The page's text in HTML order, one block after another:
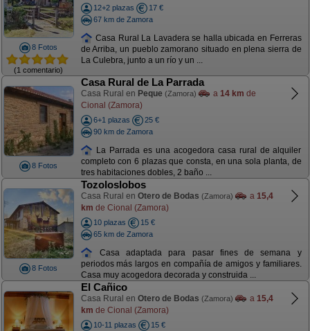
8 Fotos
(1 comentario)
12+2 plazas
17 €
67 km de Zamora
Casa Rural La Lavadera se halla ubicada en Ferreras
de Arriba, un pueblo zamorano situado en plena sierra de
La Culebra, junto a un río y un ...
8 Fotos
Casa Rural de La Parrada
Casa Rural en Peque (Zamora) a 14 km de
Cional (Zamora)
6+1 plazas
25 €
90 km de Zamora
La Parrada es una acogedora casa rural de alquiler
completo con 6 plazas que consta, en una sola planta, de
tres habitaciones dobles, 2 baño ...
8 Fotos
Tozoloslobos
Casa Rural en Otero de Bodas (Zamora) a 15,4
km de Cional (Zamora)
10 plazas
15 €
65 km de Zamora
Casa adaptada para pasar fines de semana y
periodos más largos en compañía de amigos y familiares.
Casa muy acogedora decorada y construida ...
El Cañico
Casa Rural en Otero de Bodas (Zamora) a 15,4
km de Cional (Zamora)
10-11 plazas
15 €